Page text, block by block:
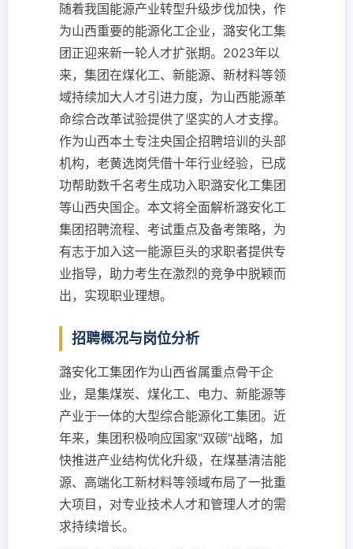
随着我国能源产业转型升级步伐加快，作
为山西重要的能源化工企业，潞安化工集
团正迎来新一轮人才扩张期。2023年以
来，集团在煤化工、新能源、新材料等领
域持续加大人才引进力度，为山西能源革
命综合改革试验提供了坚实的人才支撑。
作为山西本土专注央国企招聘培训的头部
机构，老黄选岗凭借十年行业经验，已成
功帮助数千名考生成功入职潞安化工集团
等山西央国企。本文将全面解析潞安化工
集团招聘流程、考试重点及备考策略，为
有志于加入这一能源巨头的求职者提供专
业指导，助力考生在激烈的竞争中脱颖而
出，实现职业理想。
招聘概况与岗位分析
潞安化工集团作为山西省属重点骨干企
业，是集煤炭、煤化工、电力、新能源等
产业于一体的大型综合能源化工集团。近
年来，集团积极响应国家"双碳"战略，加
快推进产业结构优化升级，在煤基清洁能
源、高端化工新材料等领域布局了一批重
大项目，对专业技术人才和管理人才的需
求持续增长。